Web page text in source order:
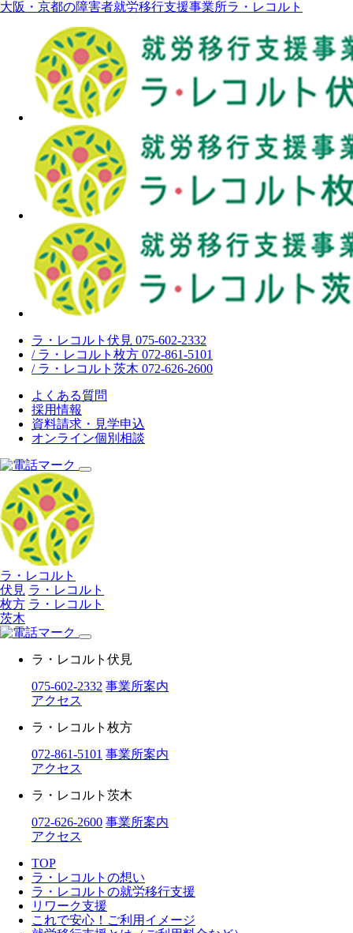
大阪・京都の障害者就労移行支援事業所ラ・レコルト
ラ・レコルト伏見 075-602-2332
/ ラ・レコルト枚方 072-861-5101
/ ラ・レコルト茨木 072-626-2600
よくある質問
採用情報
資料請求・見学申込
オンライン個別相談
ラ・レコルト
伏見 ラ・レコルト
枚方 ラ・レコルト
茨木
ラ・レコルト伏見
075-602-2332 事業所案内
アクセス
ラ・レコルト枚方
072-861-5101 事業所案内
アクセス
ラ・レコルト茨木
072-626-2600 事業所案内
アクセス
TOP
ラ・レコルトの想い
ラ・レコルトの就労移行支援
リワーク支援
これで安心！ご利用イメージ